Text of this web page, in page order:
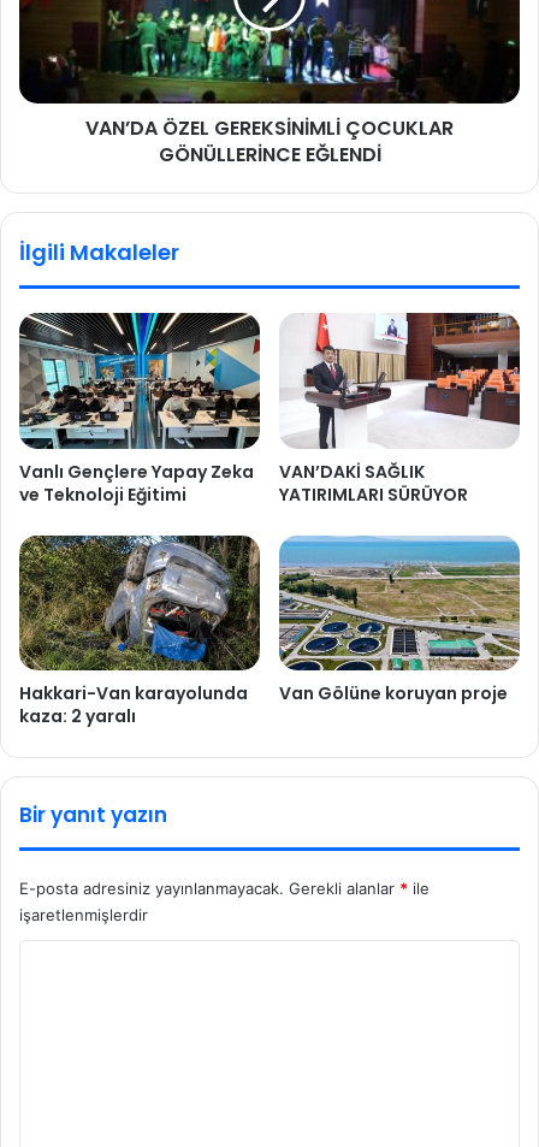
VAN’DA ÖZEL GEREKSİNİMLİ ÇOCUKLAR
GÖNÜLLERİNCE EĞLENDİ
İlgili Makaleler
Vanlı Gençlere Yapay Zeka
ve Teknoloji Eğitimi
VAN’DAKİ SAĞLIK
YATIRIMLARI SÜRÜYOR
Hakkari-Van karayolunda
kaza: 2 yaralı
Van Gölüne koruyan proje
Bir yanıt yazın
E-posta adresiniz yayınlanmayacak. Gerekli alanlar * ile
işaretlenmişlerdir